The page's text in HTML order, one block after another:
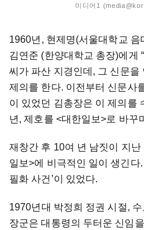
미디어1
1960년 , 현제명(서울대학교 음
김연준 (한양대학교 총장)에게 “
씨가 파산 지경인데 , 그 신문을
제의를 한다. 이전부터 신문사
이
있었던 김총장은 이 제의를
년 ,제호를 <대한일보>로 바꾸
재창간 후 10여 년 남짓이 지난
일보>에 비극적인 일이 생긴다.
필화 사건 ’이 있었다.
1970년대 박정희 정권 시절,
장군은 대통령의 두터운 신임을